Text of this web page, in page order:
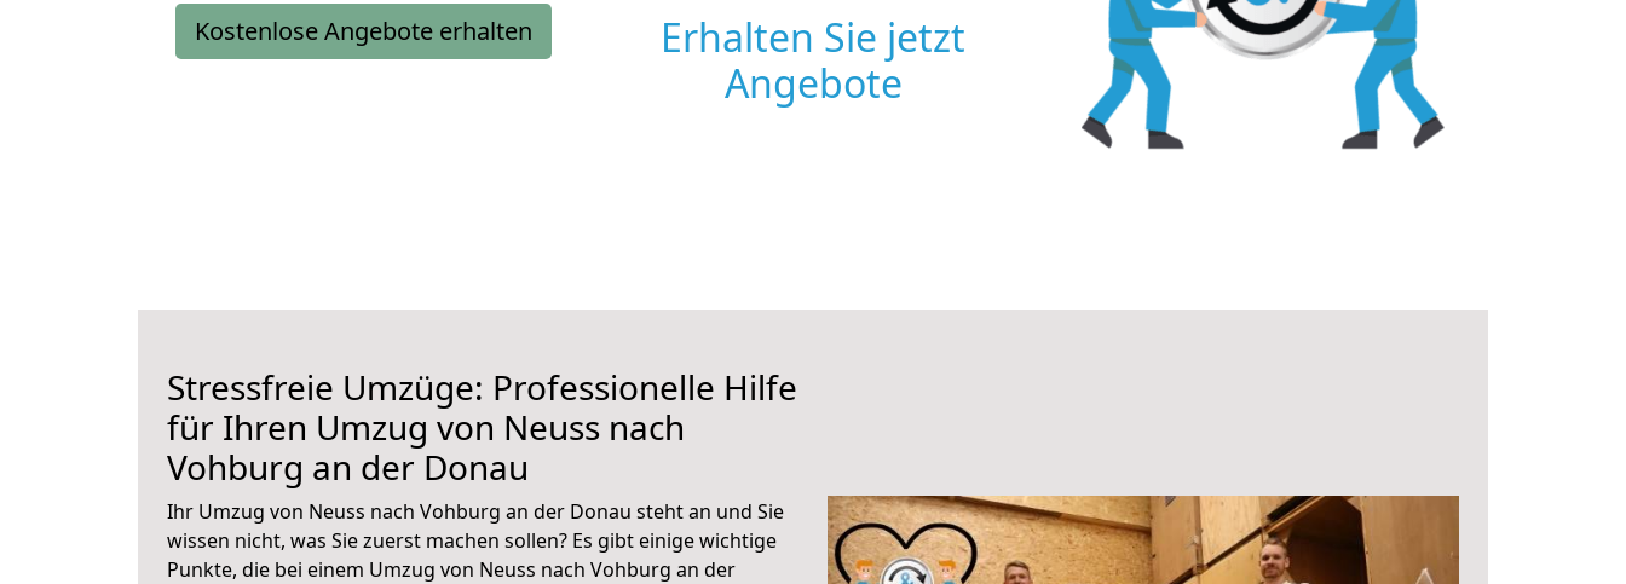
Kostenlose Angebote erhalten
Erhalten Sie jetzt
Angebote
Stressfreie Umzüge: Professionelle Hilfe
für Ihren Umzug von Neuss nach
Vohburg an der Donau
Ihr Umzug von Neuss nach Vohburg an der Donau steht an und Sie
wissen nicht, was Sie zuerst machen sollen? Es gibt einige wichtige
Punkte, die bei einem Umzug von Neuss nach Vohburg an der